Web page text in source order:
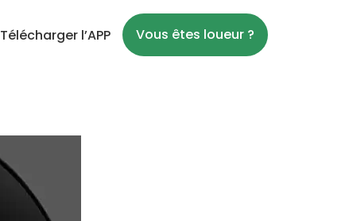
Télécharger l’APP Vous êtes loueur ?